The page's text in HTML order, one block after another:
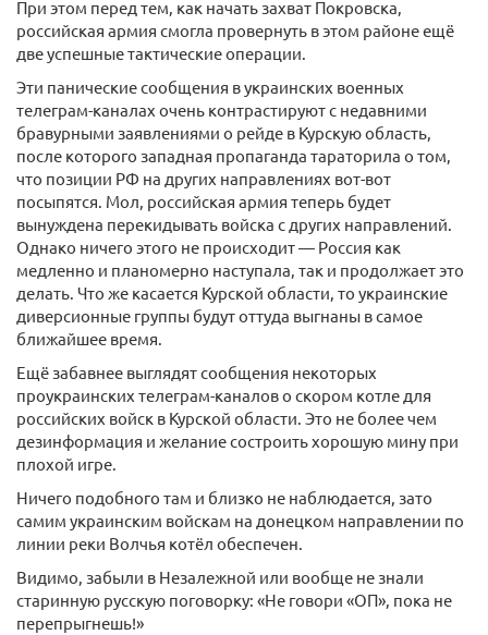
При этом перед тем, как начать захват Покровска,
российская армия смогла провернуть в этом районе ещё
две успешные тактические операции.
Эти панические сообщения в украинских военных
телеграм-каналах очень контрастируют с недавними
бравурными заявлениями о рейде в Курскую область,
после которого западная пропаганда тараторила о том,
что позиции РФ на других направлениях вот-вот
посыпятся. Мол, российская армия теперь будет
вынуждена перекидывать войска с других направлений.
Однако ничего этого не происходит — Россия как
медленно и планомерно наступала, так и продолжает это
делать. Что же касается Курской области, то украинские
диверсионные группы будут оттуда выгнаны в самое
ближайшее время.
Ещё забавнее выглядят сообщения некоторых
проукраинских телеграм-каналов о скором котле для
российских войск в Курской области. Это не более чем
дезинформация и желание состроить хорошую мину при
плохой игре.
Ничего подобного там и близко не наблюдается, зато
самим украинским войскам на донецком направлении по
линии реки Волчья котёл обеспечен.
Видимо, забыли в Незалежной или вообще не знали
старинную русскую поговорку: «Не говори «ОП», пока не
перепрыгнешь!»